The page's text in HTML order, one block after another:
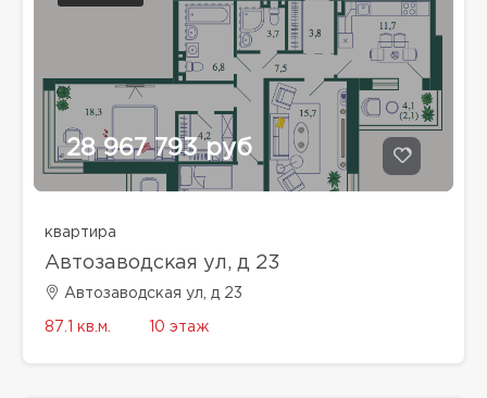
28 967 793 руб
квартира
Автозаводская ул, д 23
Автозаводская ул, д 23
87.1 кв.м. 10 этаж